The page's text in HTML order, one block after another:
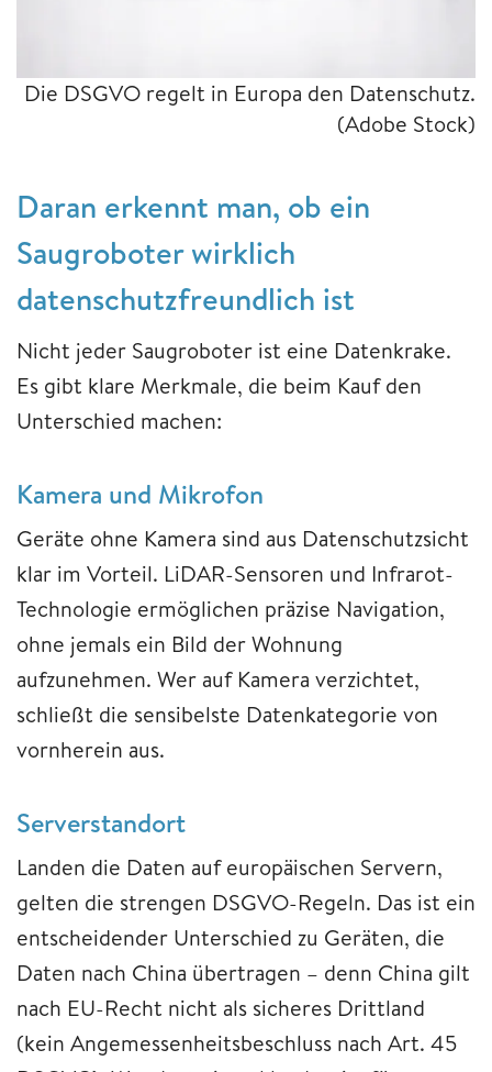
Die DSGVO regelt in Europa den Datenschutz.
(Adobe Stock)
Daran erkennt man, ob ein
Saugroboter wirklich
datenschutzfreundlich ist
Nicht jeder Saugroboter ist eine Datenkrake.
Es gibt klare Merkmale, die beim Kauf den
Unterschied machen:
Kamera und Mikrofon
Geräte ohne Kamera sind aus Datenschutzsicht
klar im Vorteil. LiDAR-Sensoren und Infrarot-
Technologie ermöglichen präzise Navigation,
ohne jemals ein Bild der Wohnung
aufzunehmen. Wer auf Kamera verzichtet,
schließt die sensibelste Datenkategorie von
vornherein aus.
Serverstandort
Landen die Daten auf europäischen Servern,
gelten die strengen DSGVO-Regeln. Das ist ein
entscheidender Unterschied zu Geräten, die
Daten nach China übertragen – denn China gilt
nach EU-Recht nicht als sicheres Drittland
(kein Angemessenheitsbeschluss nach Art. 45